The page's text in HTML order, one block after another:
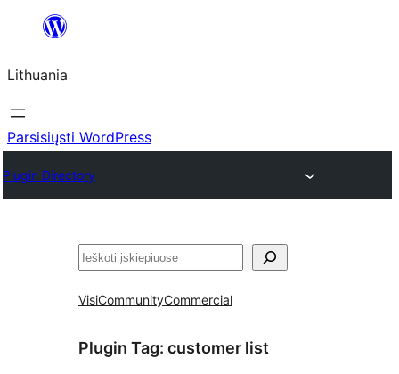
turinio
Lithuania
Parsisiųsti WordPress
Plugin Directory
Paieška
VisiCommunityCommercial
Plugin Tag: customer list